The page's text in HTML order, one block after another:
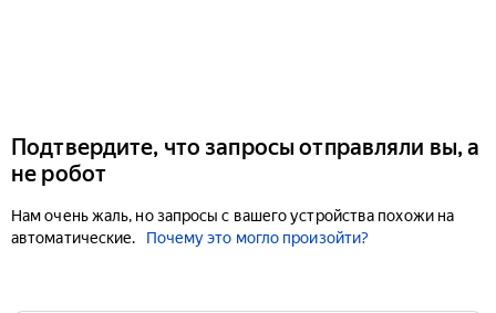
Подтвердите, что запросы отправляли вы, а
не робот
Нам очень жаль, но запросы с вашего устройства похожи на
автоматические.
Почему это могло произойти?